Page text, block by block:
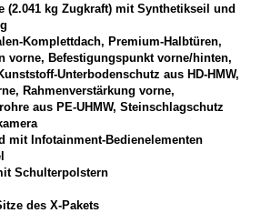
(2.041 kg Zugkraft) mit Synthetikseil und
Komplettdach, Premium-Halbtüren,
vorne, Befestigungspunkt vorne/hinten,
Unterbodenschutz aus HD-HMW,
Rahmenverstärkung vorne,
aus PE-UHMW, Steinschlagschutz
mit Infotainment-Bedienelementen
Schulterpolstern
des X-Pakets